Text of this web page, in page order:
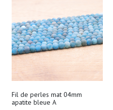
Fil de perles mat 04mm
apatite bleue A